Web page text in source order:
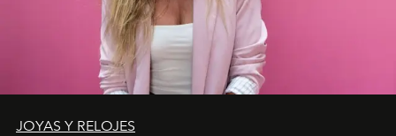
JOYAS Y RELOJES